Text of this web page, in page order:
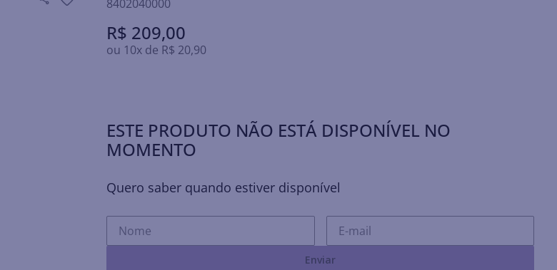
8402040000
R$ 209,00
ou 10x de R$ 20,90
ESTE PRODUTO NÃO ESTÁ DISPONÍVEL NO
MOMENTO
Quero saber quando estiver disponível
Enviar